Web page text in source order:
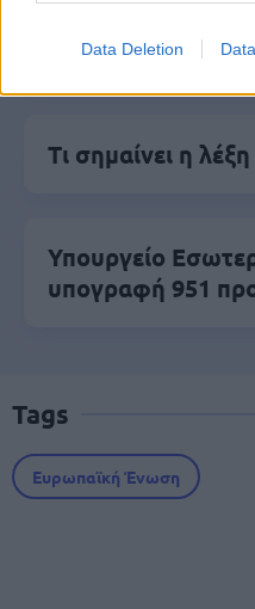
Data Deletion
Τι σημαίνει η
Τι σημαίνει η
Υπουργείο
υπογραφή 951
Tags
Ευρωπαϊκή Ένωση